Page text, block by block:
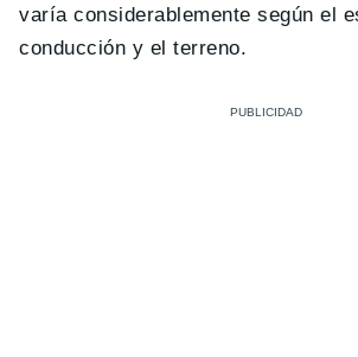
varía considerablemente según el
conducción y el terreno.